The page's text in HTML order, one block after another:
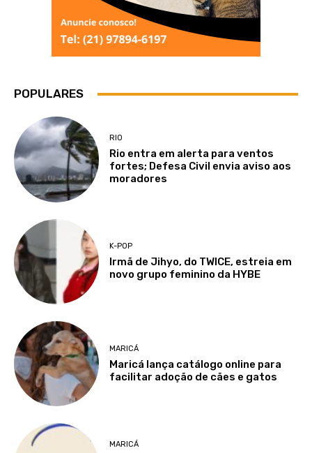
POPULARES
RIO
Rio entra em alerta para ventos
fortes; Defesa Civil envia aviso aos
moradores
K-POP
Irmã de Jihyo, do TWICE, estreia em
novo grupo feminino da HYBE
MARICÁ
Maricá lança catálogo online para
facilitar adoção de cães e gatos
MARICÁ